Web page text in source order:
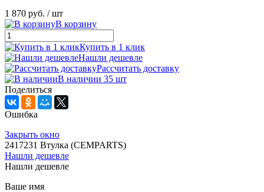
1 870 руб. / шт
В корзину
Купить в 1 клик
Нашли дешевле
Рассчитать доставку
В наличии 35 шт
Поделиться
Ошибка
Закрыть окно
2417231 Втулка (CEMPARTS)
Нашли дешевле
Нашли дешевле
Ваше имя